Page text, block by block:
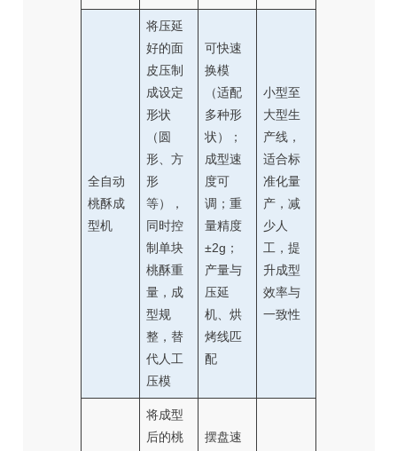
全自动
桃酥成
型机
将压延
好的面
皮压制
成设定
形状
（圆
形、方
形
等），
同时控
制单块
桃酥重
量，成
型规
整，替
代人工
压模
可快速
换模
（适配
多种形
状）；
成型速
度可
调；重
量精度
±2g；
产量与
压延
机、烘
烤线匹
配
小型至
大型生
产线，
适合标
准化量
产，减
少人
工，提
升成型
效率与
一致性
将成型
后的桃
摆盘速